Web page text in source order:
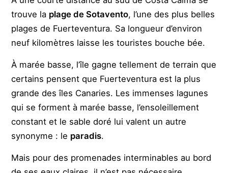
trouve la plage de Sotavento, l’une des plus belles
plages de Fuerteventura. Sa longueur d’environ
neuf kilomètres laisse les touristes bouche bée.
À marée basse, l’île gagne tellement de terrain que
certains pensent que Fuerteventura est la plus
grande des îles Canaries. Les immenses lagunes
qui se forment à marée basse, l’ensoleillement
constant et le sable doré lui valent un autre
synonyme : le paradis.
Mais pour des promenades interminables au bord